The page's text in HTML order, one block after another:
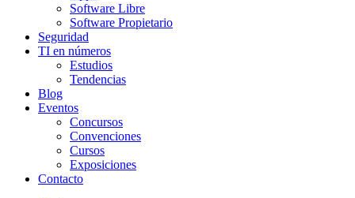
Software Libre
Software Propietario
Seguridad
TI en números
Estudios
Tendencias
Blog
Eventos
Concursos
Convenciones
Cursos
Exposiciones
Contacto